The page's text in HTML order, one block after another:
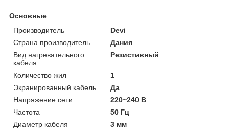
Основные
Производитель
Devi
Страна производитель
Дания
Вид нагревательного
кабеля
Резистивный
Количество жил
1
Экранированный кабель
Да
Напряжение сети
220~240 В
Частота
50 Гц
Диаметр кабеля
3 мм